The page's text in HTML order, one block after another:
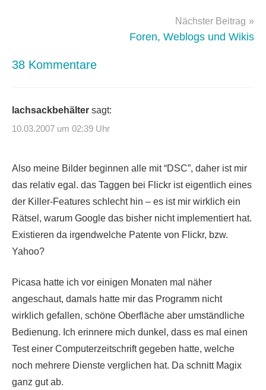
Nächster Beitrag
Foren, Weblogs und Wikis
38 Kommentare
lachsackbehälter sagt:
10.03.2007 um 02:39 Uhr
Also meine Bilder beginnen alle mit “DSC”, daher ist mir
das relativ egal. das Taggen bei Flickr ist eigentlich eines
der Killer-Features schlecht hin – es ist mir wirklich ein
Rätsel, warum Google das bisher nicht implementiert hat.
Existieren da irgendwelche Patente von Flickr, bzw.
Yahoo?
Picasa hatte ich vor einigen Monaten mal näher
angeschaut, damals hatte mir das Programm nicht
wirklich gefallen, schöne Oberfläche aber umständliche
Bedienung. Ich erinnere mich dunkel, dass es mal einen
Test einer Computerzeitschrift gegeben hatte, welche
noch mehrere Dienste verglichen hat. Da schnitt Magix
ganz gut ab.